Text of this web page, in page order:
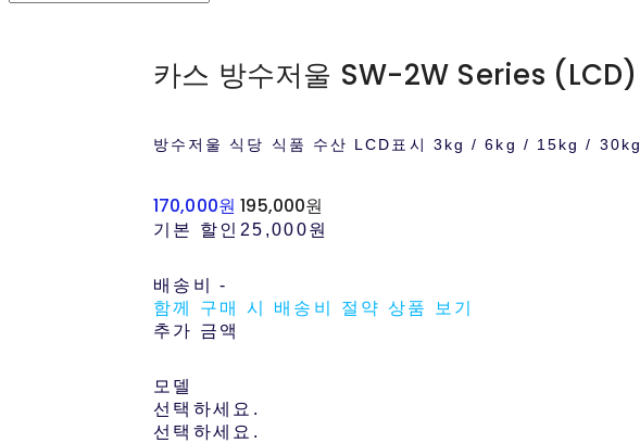
카스 방수저울 SW-2W Series (LCD)
방수저울 식당 식품 수산 LCD표시 3kg / 6kg / 15kg / 30kg
170,000원195,000원
기본 할인 25,000원
배송비-
함께 구매 시 배송비 절약 상품 보기
추가 금액
모델
선택하세요.
선택하세요.